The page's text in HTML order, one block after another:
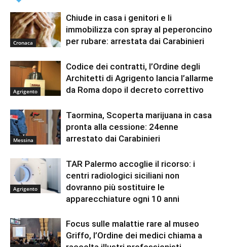
Cronaca
Chiude in casa i genitori e li
immobilizza con spray al peperoncino
per rubare: arrestata dai Carabinieri
Agrigento
Codice dei contratti, l’Ordine degli
Architetti di Agrigento lancia l’allarme
da Roma dopo il decreto correttivo
Messina
Taormina, Scoperta marijuana in casa
pronta alla cessione: 24enne
arrestato dai Carabinieri
Agrigento
TAR Palermo accoglie il ricorso: i
centri radiologici siciliani non
dovranno più sostituire le
apparecchiature ogni 10 anni
Focus sulle malattie rare al museo
Griffo, l’Ordine dei medici chiama a